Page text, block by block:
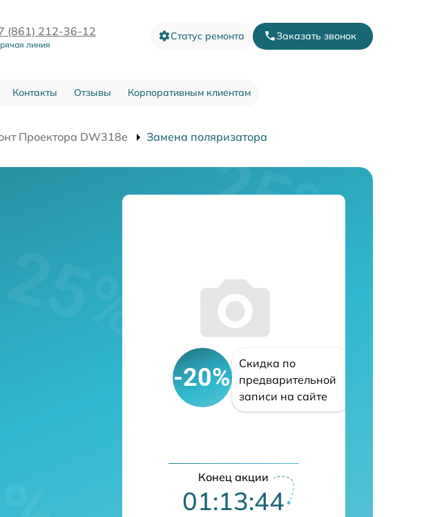
(861) 212-36-12
линия
Статус ремонта Заказать звонок
Контакты Отзывы Корпоративным клиентам
Проектора DW318e Замена поляризатора
-20%
Скидка по
предварительной
записи на сайте
Конец акции
01:13:43